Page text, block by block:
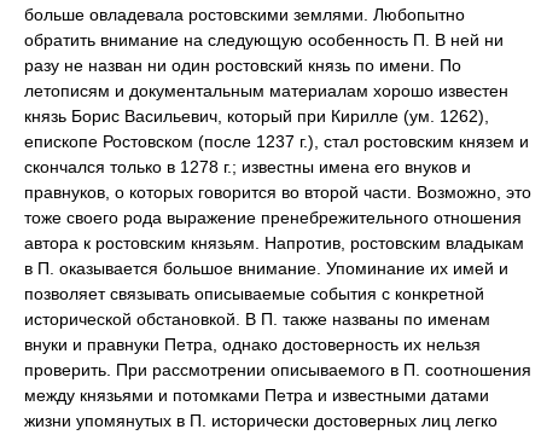
больше овладевала ростовскими землями. Любопытно
обратить внимание на следующую особенность П. В ней ни
разу не назван ни один ростовский князь по имени. По
летописям и документальным материалам хорошо известен
князь Борис Васильевич, который при Кирилле (ум. 1262),
епископе Ростовском (после 1237 г.), стал ростовским князем и
скончался только в 1278 г.; известны имена его внуков и
правнуков, о которых говорится во второй части. Возможно, это
тоже своего рода выражение пренебрежительного отношения
автора к ростовским князьям. Напротив, ростовским владыкам
в П. оказывается большое внимание. Упоминание их имей и
позволяет связывать описываемые события с конкретной
исторической обстановкой. В П. также названы по именам
внуки и правнуки Петра, однако достоверность их нельзя
проверить. При рассмотрении описываемого в П. соотношения
между князьями и потомками Петра и известными датами
жизни упомянутых в П. исторически достоверных лиц легко